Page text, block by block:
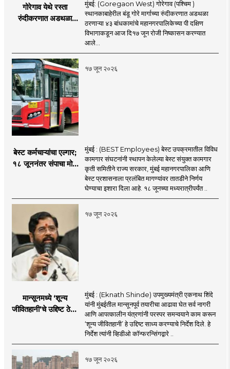
गोरेगाव येथे रस्ता
रुंदीकरणात अडथळा
मुंबई: (Goregaon West) गोरेगाव (पश्चिम )
स्थानकाबाहेरील बंडू गोरे मार्गाच्या रुंदीकरणात अडथळा
ठरणाऱ्या ४३ बांधकामांचे महानगरपालिकेच्या पी दक्षिण
विभागाकडून आज दि१७ जून रोजी निष्कासन करण्यात
आले...
१७ जून २०२६
बेस्ट कर्मचाऱ्यांचा एल्गार;
१८ जूननंतर संपाचा मोठा
मुंबई : (BEST Employees) बेस्ट उपक्रमातील विविध
कामगार संघटनांनी स्थापन केलेल्या बेस्ट संयुक्त कामगार
कृती समितीने राज्य सरकार, मुंबई महानगरपालिका आणि
बेस्ट प्रशासनाला प्रलंबित मागण्यांवर तातडीने निर्णय
घेण्याचा इशारा दिला आहे. १८ जूनच्या मध्यरात्रीपर्यंत ..
१७ जून २०२६
मान्सूनमध्ये ‘शून्य
जीवितहानी’चे उद्दिष्ट ठेवून
शिंदे
मुंबई : (Eknath Shinde) उपमुख्यमंत्री एकनाथ शिंदे
यांनी मुंबईतील मान्सूनपूर्व तयारीचा आढावा घेत सर्व नागरी
आणि आपत्कालीन यंत्रणांनी परस्पर समन्वयाने काम करून
‘शून्य जीवितहानी’ हे उद्दिष्ट साध्य करण्याचे निर्देश दिले. हे
निर्देश त्यांनी व्हिडीओ कॉन्फरन्सिंगद्वारे ..
१७ जून २०२६